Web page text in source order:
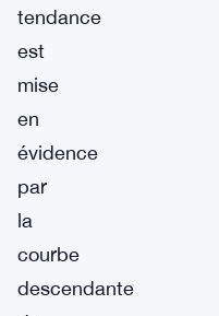
tendance
est
mise
en
évidence
par
la
courbe
descendante